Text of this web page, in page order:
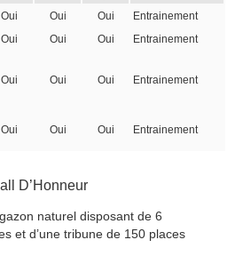
Oui Oui Oui
Entrainement
Oui Oui Oui
Entrainement
Oui Oui Oui Entrainement
Oui Oui Oui Entrainement
D’Honneur
naturel disposant de 6
et d’une tribune de 150 places